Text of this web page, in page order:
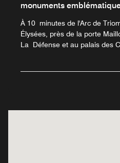
monuments
À 10 minutes de l'Arc de
Élysées, près de la porte
La Défense et au palais des